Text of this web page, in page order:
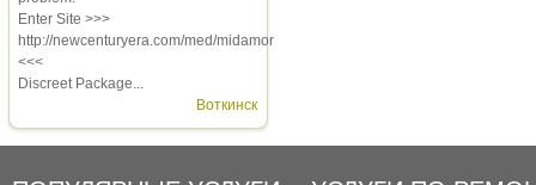
Enter Site >>>
http://newcenturyera.com/med/midamor
<<<
Discreet Package...
Воткинск